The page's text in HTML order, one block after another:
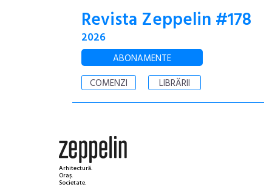
Revista Zeppelin #178
2026
ABONAMENTE
COMENZI
LIBRĂRII
Arhitectură.
Oraș.
Societate.